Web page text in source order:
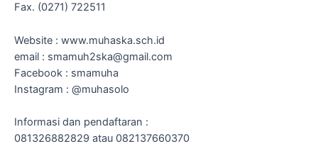
Fax. (0271) 722511
Website : www.muhaska.sch.id
email : smamuh2ska@gmail.com
Facebook : smamuha
Instagram : @muhasolo
Informasi dan pendaftaran :
081326882829 atau 082137660370